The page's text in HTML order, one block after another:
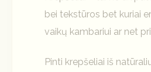
bei tekstūros bet kuriai
vaikų kambariui ar net
Pinti krepšeliai iš